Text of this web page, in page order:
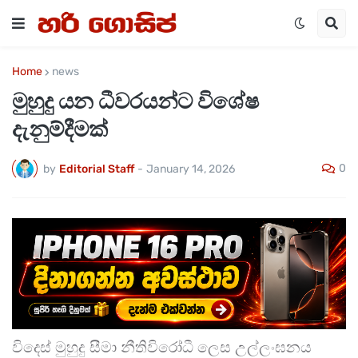
Home news
මුහුදු යන ධීවරයන්ට විශේෂ
දැනුම්දීමක්
by Editorial Staff - January 14, 2026 0
විදෙස් මුහුදු සීමා නීතිවිරෝධී ලෙස උල්ලංඝනය